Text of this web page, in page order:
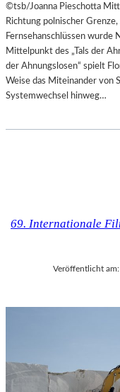
©tsb/Joanna Pieschotta
Richtung polnischer
Fernsehanschlüssen wurde
Mittelpunkt des „Tals der
der Ahnungslosen“ spielt
Weise das Miteinander von
Systemwechsel hinweg…
69. Internationale
Veröffentlicht am: